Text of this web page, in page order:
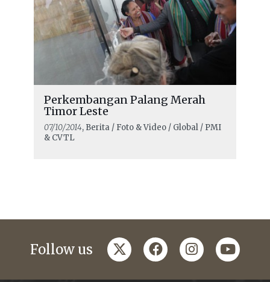
Perkembangan Palang Merah
Timor Leste
07/10/2014, Berita / Foto & Video / Global / PMI
& CVTL
Follow us twitterfacebookinstagramyoutube